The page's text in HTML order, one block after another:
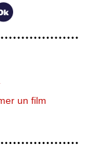
un film